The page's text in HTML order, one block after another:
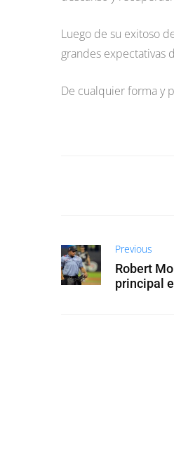
Luego de su exitoso
grandes expectativas
De cualquier forma y
Previous
Robert
principal